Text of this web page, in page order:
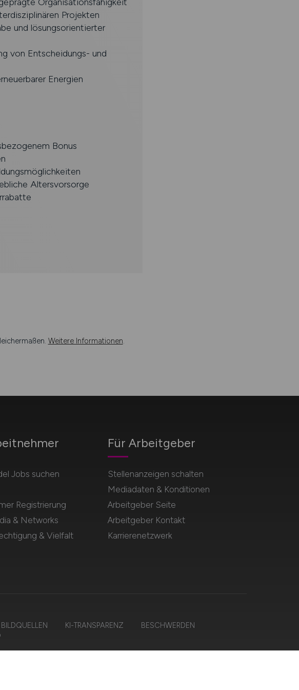
Projekten
und lösungsorientierter
von Entscheidungs- und
Energien
Bonus
Altersvorsorge
Weitere Informationen.
Jobs suchen
Registrierung
& Networks
& Vielfalt
Für Arbeitgeber
Stellenanzeigen schalten
Mediadaten & Konditionen
Arbeitgeber Seite
Arbeitgeber Kontakt
Karrierenetzwerk
BILDQUELLEN KI-TRANSPARENZ
BESCHWERDEN